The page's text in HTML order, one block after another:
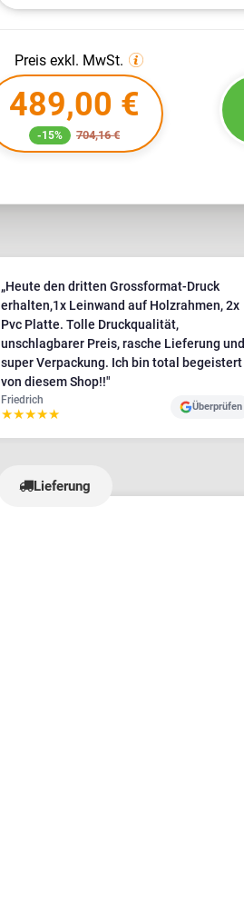
Preis exkl. MwSt.
489,00 €
-15% 704,16 €
„Heute den dritten Grossformat-Druck
erhalten,1x Leinwand auf Holzrahmen, 2x
Pvc Platte. Tolle Druckqualität,
unschlagbarer Preis, rasche Lieferung und
super Verpackung. Ich bin total begeistert
von diesem Shop!!"
Friedrich
★★★★★ Überprüfen
Lieferung